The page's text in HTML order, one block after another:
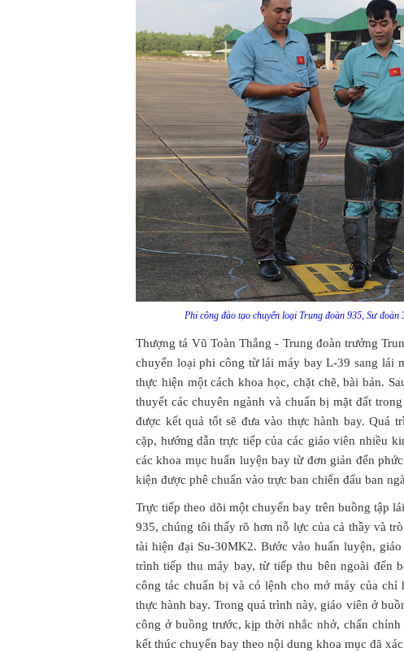
Phi công đào tạo chuyển loại Trung đoàn 935, Sư
Thượng tá Vũ Toàn Thắng - Trung đoàn trưởng
chuyển loại phi công từ lái máy bay L-39 sang lái
thực hiện một cách khoa học, chặt chẽ, bài bản.
thuyết các chuyên ngành và chuẩn bị mặt đất
được kết quả tốt sẽ đưa vào thực hành bay. Quá
cặp, hướng dẫn trực tiếp của các giáo viên nhiều
các khoa mục huấn luyện bay từ đơn giản đến
kiện được phê chuẩn vào trực ban chiến đấu ban
Trực tiếp theo dõi một chuyến bay trên buồng tập
935, chúng tôi thấy rõ hơn nỗ lực của cả thầy và
tài hiện đại Su-30MK2. Bước vào huấn luyện,
trình tiếp thu máy bay, từ tiếp thu bên ngoài đến
công tác chuẩn bị và có lệnh cho mở máy của
thực hành bay. Trong quá trình này, giáo viên ở
công ở buồng trước, kịp thời nhắc nhở, chấn
kết thúc chuyến bay theo nội dung khoa mục đã